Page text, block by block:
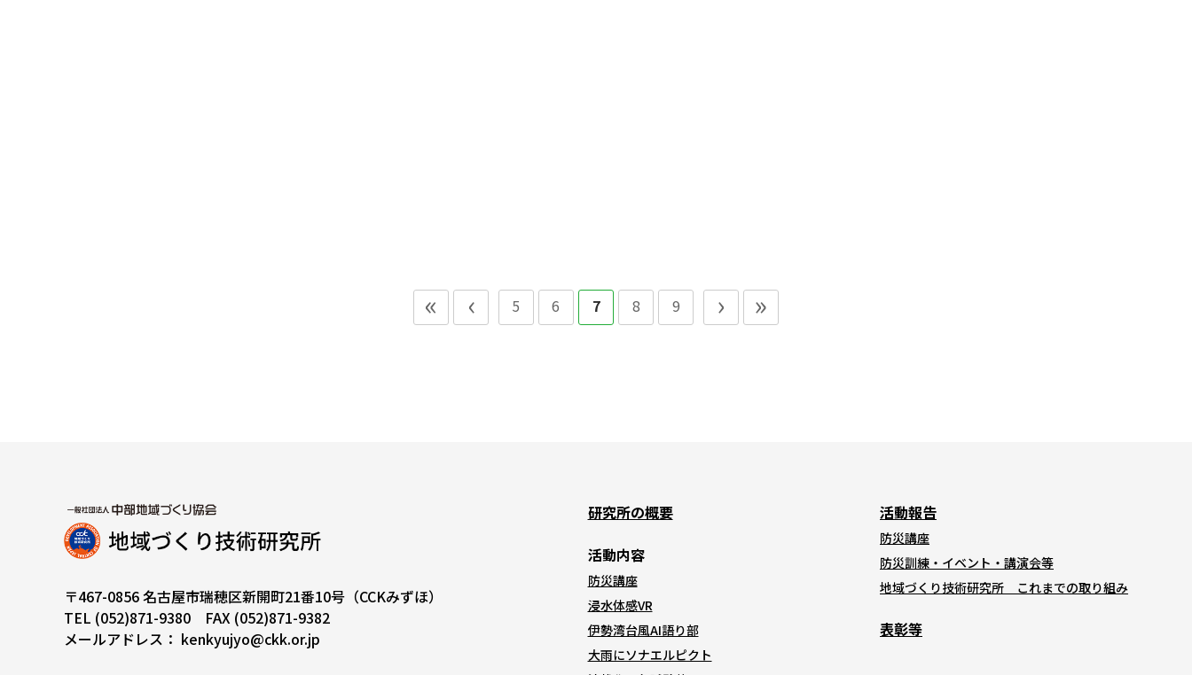
« ‹ 5 6 7 8 9 › »
〒467-0856 名古屋市瑞穂区新開町21番10号（CCKみずほ）
TEL (052)871-9380 FAX (052)871-9382
メールアドレス： kenkyujyo@ckk.or.jp
研究所の概要
活動内容
防災講座
浸水体感VR
伊勢湾台風AI語り部
大雨にソナエルピクト
活動報告
防災講座
防災訓練・イベント・講演会等
地域づくり技術研究所 これまでの取り組み
表彰等